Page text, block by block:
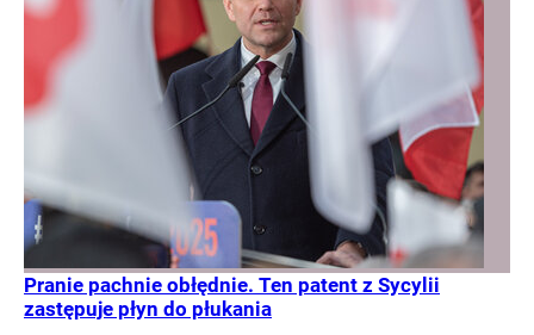
Pranie pachnie obłędnie. Ten patent z Sycylii
zastępuje płyn do płukania